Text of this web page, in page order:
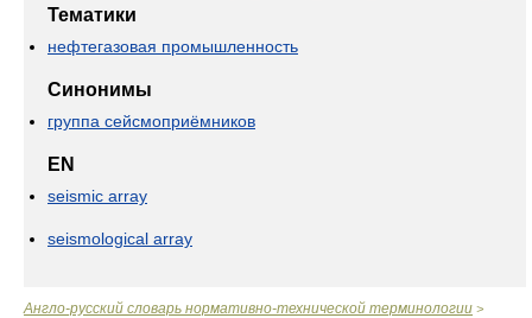
Тематики
нефтегазовая промышленность
Синонимы
группа сейсмоприёмников
EN
seismic array
seismological array
Англо-русский словарь нормативно-технической терминологии >